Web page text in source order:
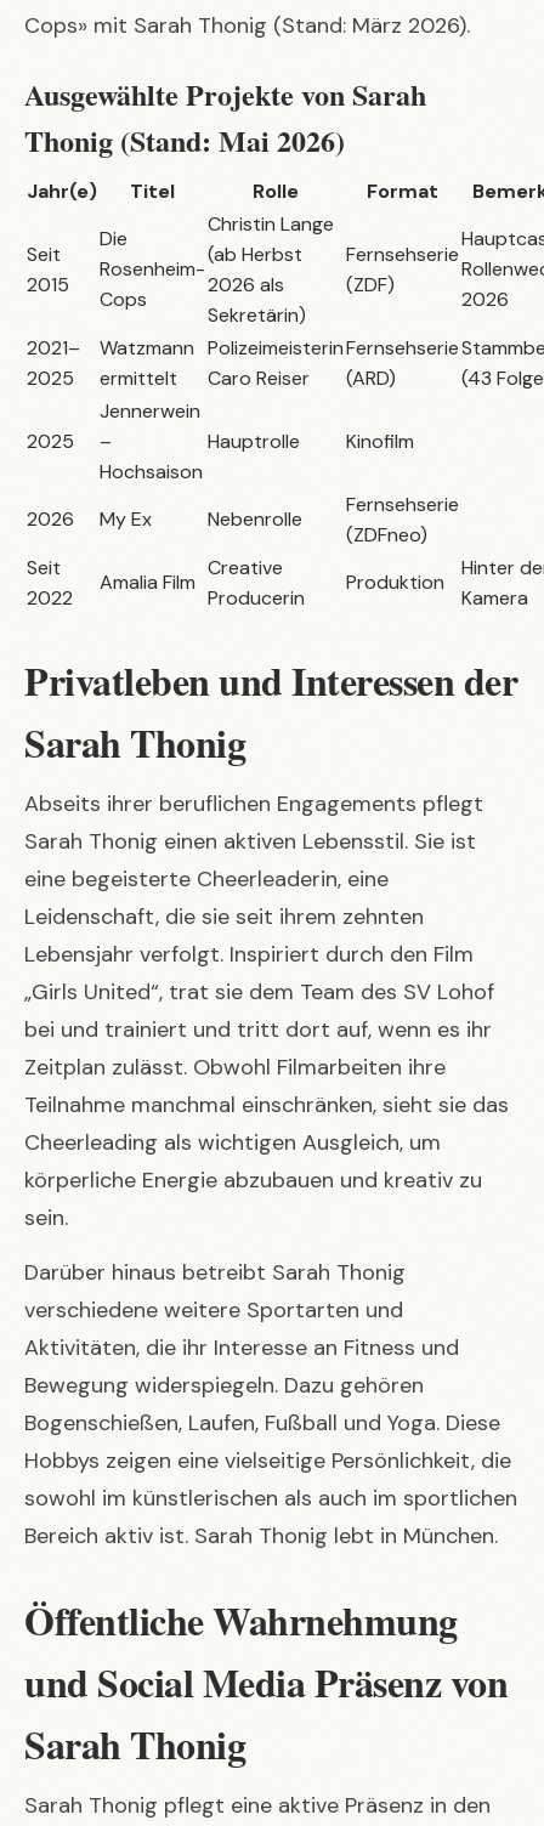
Cops» mit Sarah Thonig (Stand: März 2026).
Ausgewählte Projekte von Sarah
Thonig (Stand: Mai 2026)
Jahr(e) Titel Rolle Format
Seit
2015
Die
Rosenheim-
Cops
Christin Lange
(ab Herbst
2026 als
Sekretärin)
Fernsehserie
(ZDF)
2026
2021–
2025
Watzmann
ermittelt
Polizeimeisterin
Caro Reiser
Fernsehserie
(ARD)
(43
2025
Jennerwein
–
Hochsaison
Hauptrolle Kinofilm
2026 My Ex Nebenrolle
Fernsehserie
(ZDFneo)
Seit
2022
Amalia Film
Creative
Producerin
Produktion
Hinter
Kamera
Privatleben und Interessen der
Sarah Thonig
Abseits ihrer beruflichen Engagements pflegt
Sarah Thonig einen aktiven Lebensstil. Sie ist
eine begeisterte Cheerleaderin, eine
Leidenschaft, die sie seit ihrem zehnten
Lebensjahr verfolgt. Inspiriert durch den Film
„Girls United“, trat sie dem Team des SV Lohof
bei und trainiert und tritt dort auf, wenn es ihr
Zeitplan zulässt. Obwohl Filmarbeiten ihre
Teilnahme manchmal einschränken, sieht sie das
Cheerleading als wichtigen Ausgleich, um
körperliche Energie abzubauen und kreativ zu
sein.
Darüber hinaus betreibt Sarah Thonig
verschiedene weitere Sportarten und
Aktivitäten, die ihr Interesse an Fitness und
Bewegung widerspiegeln. Dazu gehören
Bogenschießen, Laufen, Fußball und Yoga. Diese
Hobbys zeigen eine vielseitige Persönlichkeit, die
sowohl im künstlerischen als auch im sportlichen
Bereich aktiv ist. Sarah Thonig lebt in München.
Öffentliche Wahrnehmung
und Social Media Präsenz von
Sarah Thonig
Sarah Thonig pflegt eine aktive Präsenz in den